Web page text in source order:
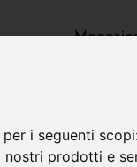
i seguenti
nostri prodotti e